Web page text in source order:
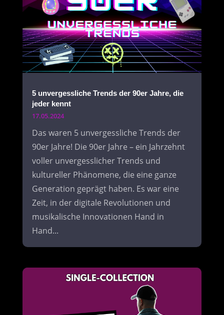
5 unvergessliche Trends der 90er Jahre, die
jeder kennt
17.05.2024
Das waren 5 unvergessliche Trends der
90er Jahre! Die 90er Jahre – ein Jahrzehnt
voller unvergesslicher Trends und
kultureller Phänomene, die eine ganze
Generation geprägt haben. Es war eine
Zeit, in der digitale Revolutionen und
musikalische Innovationen Hand in
Hand...